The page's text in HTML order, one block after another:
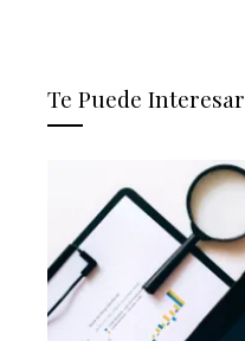
Te Puede Interesar